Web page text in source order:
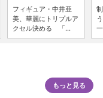
フィギュア・中井亜
美、華麗にトリプルア
クセル決める 「...
もっと見る